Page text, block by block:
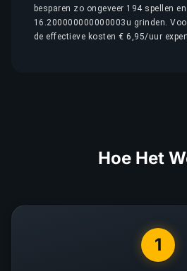
besparen zo ongeveer 194 spellen en
16.200000000000003u grinden.
de effectieve kosten € 6,95/uur
Hoe Het
1